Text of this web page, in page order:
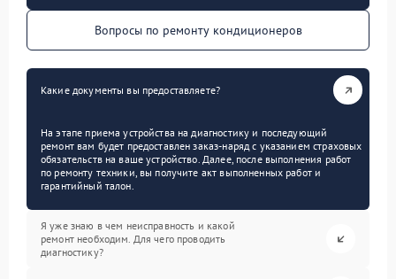
Вопросы по ремонту кондиционеров
Какие документы вы предоставляете?
На этапе приема устройства на диагностику и последующий
ремонт вам будет предоставлен заказ-наряд с указанием страховых
обязательств на ваше устройство. Далее, после выполнения работ
по ремонту техники, вы получите акт выполненных работ и
гарантийный талон.
Я уже знаю в чем неисправность и какой
ремонт необходим. Для чего проводить
диагностику?